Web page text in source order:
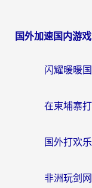
国外加速国内游戏